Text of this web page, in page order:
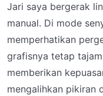
Jari saya bergerak
manual. Di mode
memperhatikan
grafisnya tetap
memberikan
mengalihkan pikiran